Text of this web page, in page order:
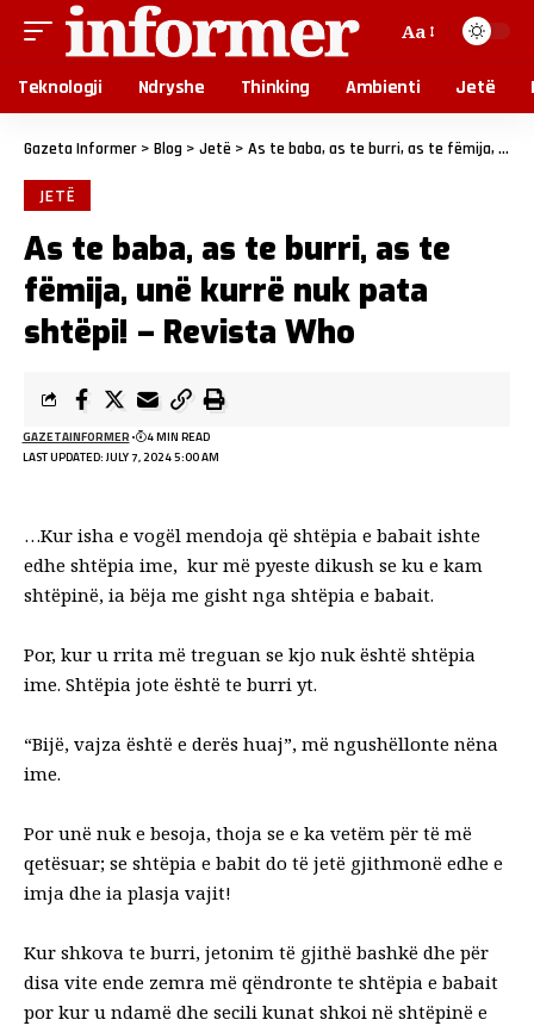
Aa
Teknologji Ndryshe Thinking Ambienti Jetë
Gazeta Informer > Blog > Jetë > As te baba, as te burri, as te fëmija, unë kurrë nuk pata shtëpi! – Revista Who
JETË
As te baba, as te burri, as te
fëmija, unë kurrë nuk pata
shtëpi! – Revista Who
LAST UPDATED: JULY 7, 2024 5:00 AM
GAZETAINFORMER 4 MIN READ
…Kur isha e vogël mendoja që shtëpia e babait ishte
edhe shtëpia ime, kur më pyeste dikush se ku e kam
shtëpinë, ia bëja me gisht nga shtëpia e babait.
Por, kur u rrita më treguan se kjo nuk është shtëpia
ime. Shtëpia jote është te burri yt.
“Bijë, vajza është e derës huaj”, më ngushëllonte nëna
ime.
Por unë nuk e besoja, thoja se e ka vetëm për të më
qetësuar; se shtëpia e babit do të jetë gjithmonë edhe e
imja dhe ia plasja vajit!
Kur shkova te burri, jetonim të gjithë bashkë dhe për
disa vite ende zemra më qëndronte te shtëpia e babait
por kur u ndamë dhe secili kunat shkoi në shtëpinë e